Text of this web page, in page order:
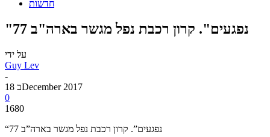
חדשות
"77 נפגעים". קרון רכבת נפל מגשר בארה"ב
על ידי
Guy Lev
-
18 בDecember 2017
0
1680
“77 נפגעים”. קרון רכבת נפל מגשר בארה”ב